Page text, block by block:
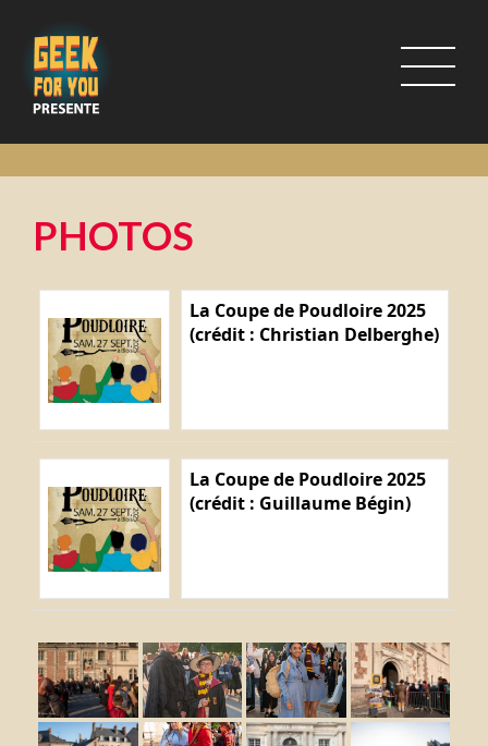
PHOTOS
La Coupe de Poudloire 2025
(crédit : Christian Delberghe)
La Coupe de Poudloire 2025
(crédit : Guillaume Bégin)